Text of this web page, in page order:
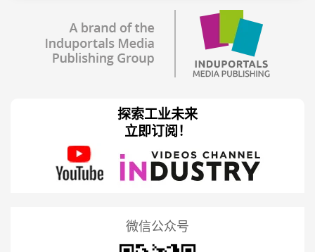
探索工业未来
立即订阅！
微信公众号